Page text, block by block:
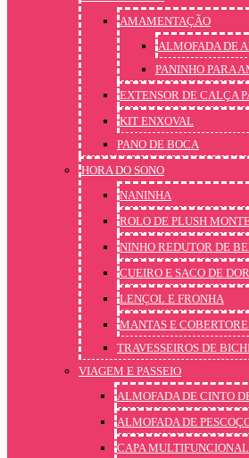
AMAMENTAÇÃO
ALMOFADA DE
PANINHO PARA
EXTENSOR DE CALÇA
KIT ENXOVAL
PANO DE BOCA
HORA DO SONO
NANINHA
ROLO DE PLUSH
NINHO REDUTOR DE
CUEIRO E SACO DE
LENÇOL E FRONHA
MANTAS E
TRAVESSEIROS DE
VIAGEM E PASSEIO
ALMOFADA DE CINTO
ALMOFADA DE
CAPA MULTIFUNCIONAL